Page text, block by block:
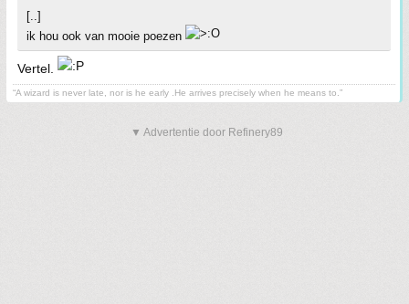
[..]
ik hou ook van mooie poezen
Vertel.
“A wizard is never late, nor is he early .He arrives precisely when he means to.”
▼ Advertentie door Refinery89